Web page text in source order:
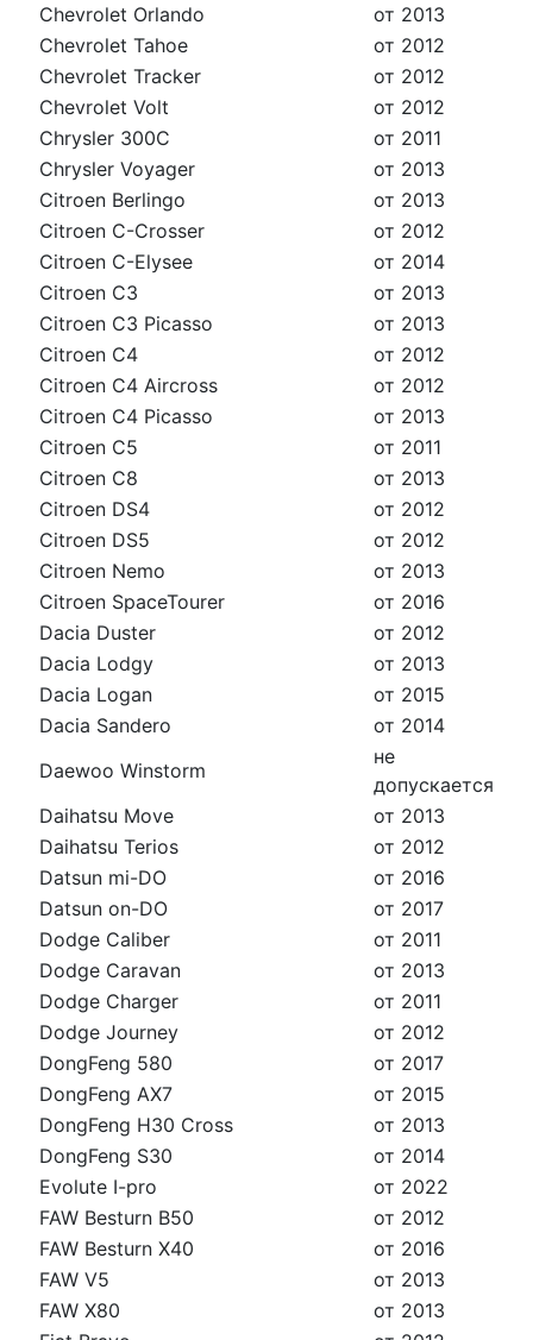
Chevrolet Orlando
от 2013
Chevrolet Tahoe
от 2012
Chevrolet Tracker
от 2012
Chevrolet Volt
от 2012
Chrysler 300C
от 2011
Chrysler Voyager
от 2013
Citroen Berlingo
от 2013
Citroen C-Crosser
от 2012
Citroen C-Elysee
от 2014
Citroen C3
от 2013
Citroen C3 Picasso
от 2013
Citroen C4
от 2012
Citroen C4 Aircross
от 2012
Citroen C4 Picasso
от 2013
Citroen C5
от 2011
Citroen C8
от 2013
Citroen DS4
от 2012
Citroen DS5
от 2012
Citroen Nemo
от 2013
Citroen SpaceTourer
от 2016
Dacia Duster
от 2012
Dacia Lodgy
от 2013
Dacia Logan
от 2015
Dacia Sandero
от 2014
Daewoo Winstorm
не
допускается
Daihatsu Move
от 2013
Daihatsu Terios
от 2012
Datsun mi-DO
от 2016
Datsun on-DO
от 2017
Dodge Caliber
от 2011
Dodge Caravan
от 2013
Dodge Charger
от 2011
Dodge Journey
от 2012
DongFeng 580
от 2017
DongFeng AX7
от 2015
DongFeng H30 Cross
от 2013
DongFeng S30
от 2014
Evolute I-pro
от 2022
FAW Besturn B50
от 2012
FAW Besturn X40
от 2016
FAW V5
от 2013
FAW X80
от 2013